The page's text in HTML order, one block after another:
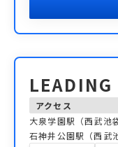
LEADING
アクセス
大泉学園駅（西武池
石神井公園駅（西武